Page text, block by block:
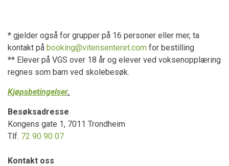
* gjelder også for grupper på 16 personer eller mer, ta
kontakt på booking@vitensenteret.com for bestilling
** Elever på VGS over 18 år og elever ved voksenopplæring
regnes som barn ved skolebesøk.
Kjøpsbetingelser.
Besøksadresse
Kongens gate 1, 7011 Trondheim
Tlf. 72 90 90 07
Kontakt oss